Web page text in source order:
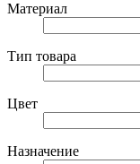
Материал
Тип товара
Цвет
Назначение